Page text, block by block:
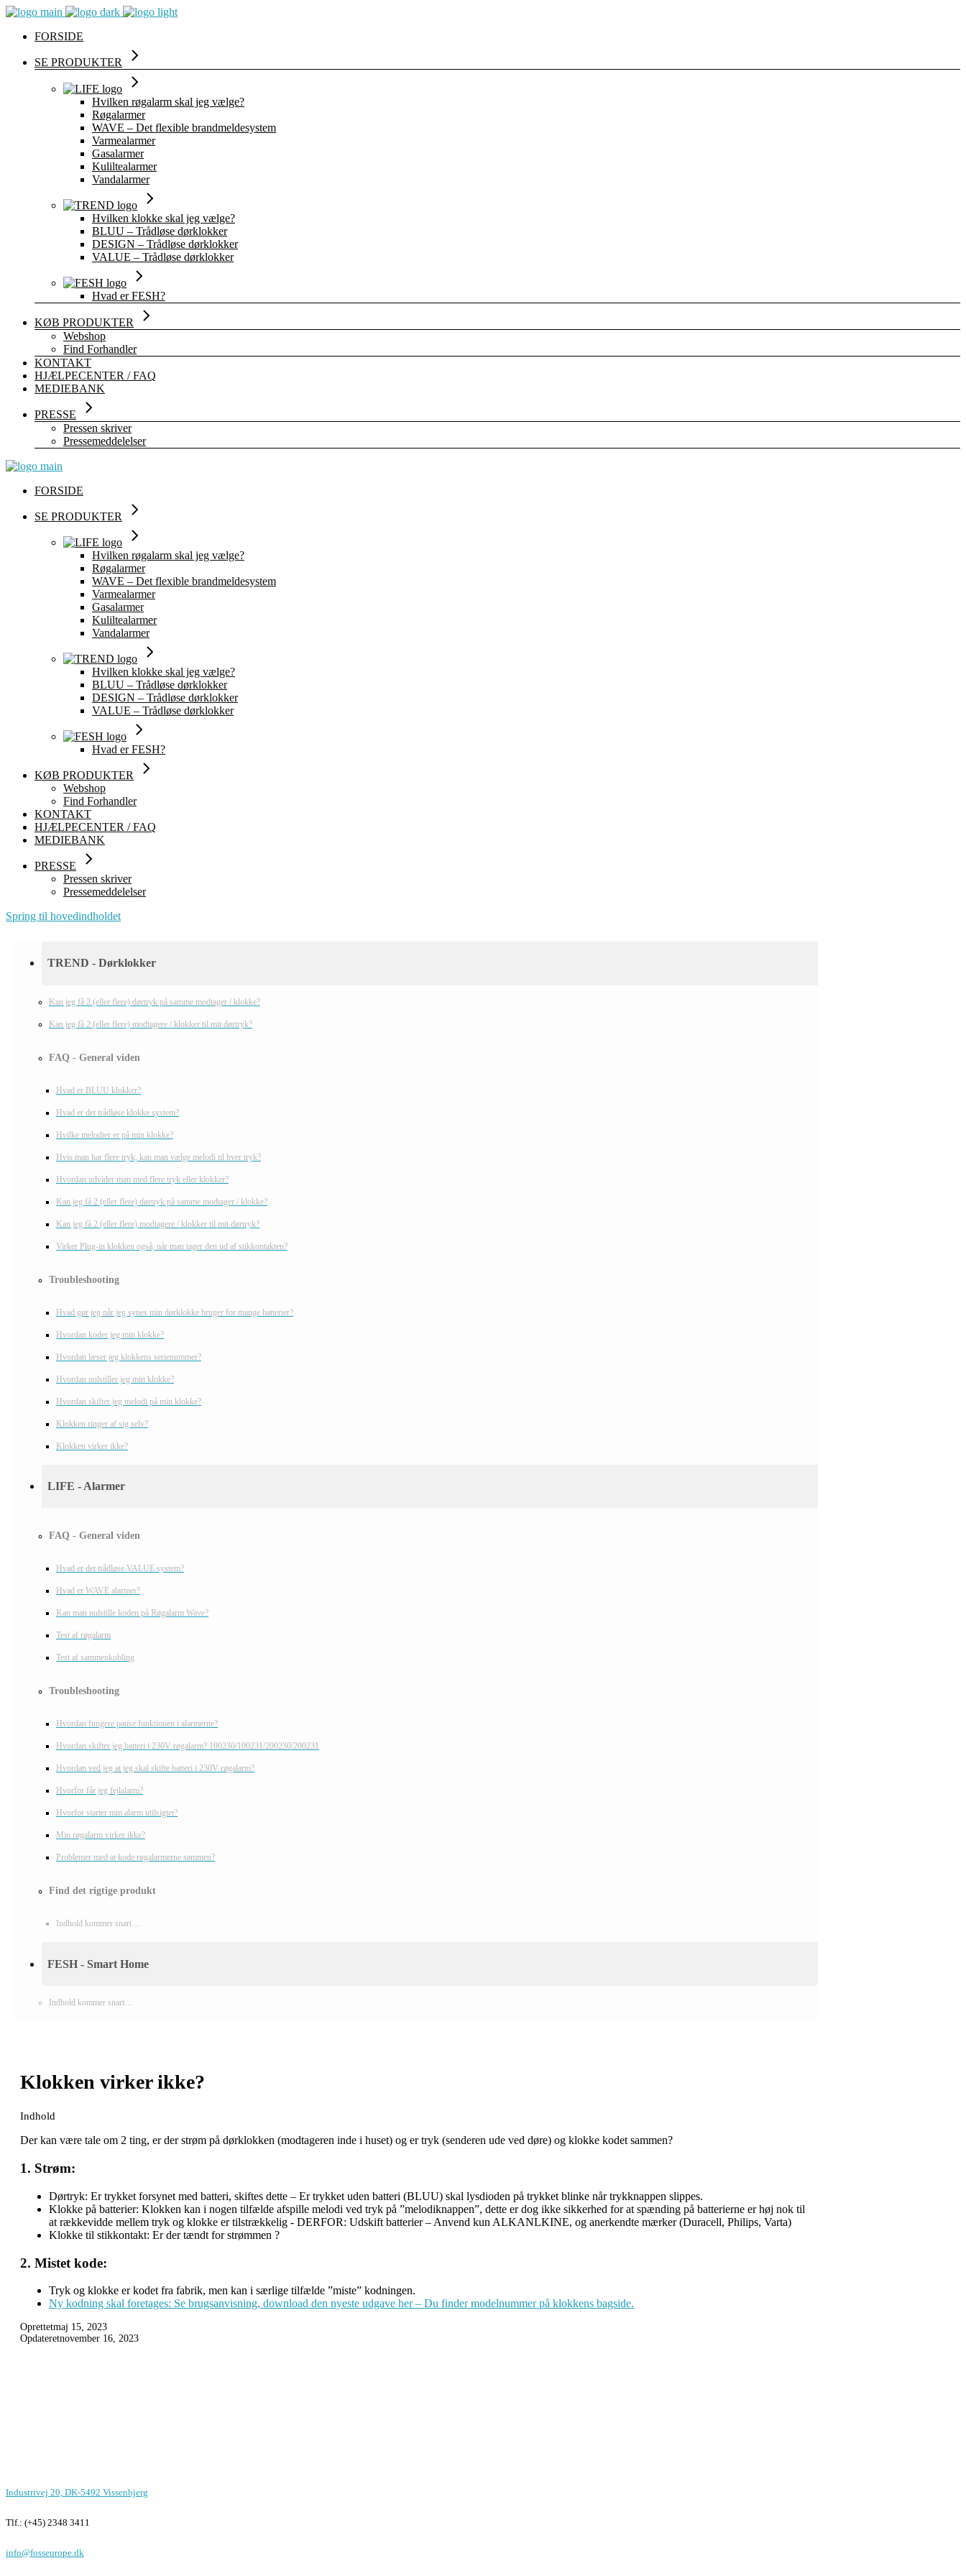
FORSIDE
SE PRODUKTER
Hvilken røgalarm skal jeg vælge?
Røgalarmer
WAVE – Det flexible brandmeldesystem
Varmealarmer
Gasalarmer
Kuliltealarmer
Vandalarmer
Hvilken klokke skal jeg vælge?
BLUU – Trådløse dørklokker
DESIGN – Trådløse dørklokker
VALUE – Trådløse dørklokker
Hvad er FESH?
KØB PRODUKTER
Webshop
Find Forhandler
KONTAKT
HJÆLPECENTER / FAQ
MEDIEBANK
PRESSE
Pressen skriver
Pressemeddelelser
FORSIDE
SE PRODUKTER
Hvilken røgalarm skal jeg vælge?
Røgalarmer
WAVE – Det flexible brandmeldesystem
Varmealarmer
Gasalarmer
Kuliltealarmer
Vandalarmer
Hvilken klokke skal jeg vælge?
BLUU – Trådløse dørklokker
DESIGN – Trådløse dørklokker
VALUE – Trådløse dørklokker
Hvad er FESH?
KØB PRODUKTER
Webshop
Find Forhandler
KONTAKT
HJÆLPECENTER / FAQ
MEDIEBANK
PRESSE
Pressen skriver
Pressemeddelelser
Spring til hovedindholdet
TREND - Dørklokker
Kan jeg få 2 (eller flere) dørtryk på samme modtager / klokke?
Kan jeg få 2 (eller flere) modtagere / klokker til mit dørtryk?
FAQ - General viden
Hvad er BLUU klokker?
Hvad er det trådløse klokke system?
Hvilke melodier er på min klokke?
Hvis man har flere tryk, kan man vælge melodi til hver tryk?
Hvordan udvider man med flere tryk eller klokker?
Kan jeg få 2 (eller flere) dørtryk på samme modtager / klokke?
Kan jeg få 2 (eller flere) modtagere / klokker til mit dørtryk?
Virker Plug-in klokken også, når man tager den ud af stikkontakten?
Troubleshooting
Hvad gør jeg når jeg synes min dørklokke bruger for mange batterier?
Hvordan koder jeg min klokke?
Hvordan læser jeg klokkens serienummer?
Hvordan nulstiller jeg min klokke?
Hvordan skifter jeg melodi på min klokke?
Klokken ringer af sig selv?
Klokken virker ikke?
LIFE - Alarmer
FAQ - General viden
Hvad er det trådløse VALUE system?
Hvad er WAVE alarmer?
Kan man nulstille koden på Røgalarm Wave?
Test af røgalarm
Test af sammenkobling
Troubleshooting
Hvordan fungere pause funktionen i alarmerne?
Hvordan skifter jeg batteri i 230V røgalarm? 100230/100231/200230/200231
Hvordan ved jeg at jeg skal skifte batteri i 230V røgalarm?
Hvorfor får jeg fejlalarm?
Hvorfor starter min alarm utilsigtet?
Min røgalarm virker ikke?
Problemer med at kode røgalarmerne sammen?
Find det rigtige produkt
Indhold kommer snart…
FESH - Smart Home
Indhold kommer snart…
Klokken virker ikke?
Indhold
Der kan være tale om 2 ting, er der strøm på dørklokken (modtageren inde i huset) og er tryk (senderen ude ved døre) og klokke kodet sammen?
1. Strøm:
Dørtryk: Er trykket forsynet med batteri, skiftes dette – Er trykket uden batteri (BLUU) skal lysdioden på trykket blinke når trykknappen slippes.
Klokke på batterier: Klokken kan i nogen tilfælde afspille melodi ved tryk på ”melodiknappen”, dette er dog ikke sikkerhed for at spænding på batterierne er høj nok til
at rækkevidde mellem tryk og klokke er tilstrækkelig - DERFOR: Udskift batterier – Anvend kun ALKANLKINE, og anerkendte mærker (Duracell, Philips, Varta)
Klokke til stikkontakt: Er der tændt for strømmen ?
2. Mistet kode:
Tryk og klokke er kodet fra fabrik, men kan i særlige tilfælde ”miste” kodningen.
Ny kodning skal foretages: Se brugsanvisning, download den nyeste udgave her– Du finder modelnummer på klokkens bagside.
Oprettetmaj 15, 2023
Opdateretnovember 16, 2023
Industrivej 20, DK-5492 Vissenbjerg
Tlf.: (+45) 2348 3411
info@fosseurope.dk